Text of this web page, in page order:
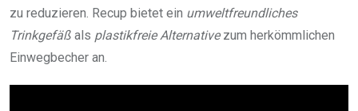
zu reduzieren. Recup bietet ein umweltfreundliches
Trinkgefäß als plastikfreie Alternativezum herkömmlichen
Einwegbecher an.